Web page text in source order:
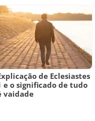
de Eclesiastes
e o significado de tudo
vaidade